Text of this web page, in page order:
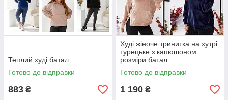
Теплий худі батал
Готово до відправки
883 ₴
Худі жіноче тринитка на хутрі
турецьке з капюшоном
розміри батал
Готово до відправки
1 190 ₴